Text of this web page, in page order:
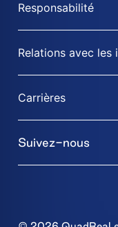
Responsabilité
Relations avec les
Carrières
Suivez-nous